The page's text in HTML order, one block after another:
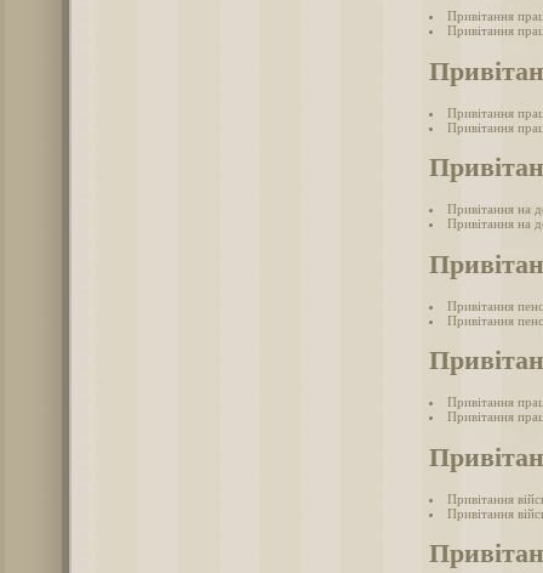
Привітання
Привітання
Привітання
Привітання
Привітання на
Привітання на
Привітання
Привітання
Привітання
Привітання
Привітання
Привітання